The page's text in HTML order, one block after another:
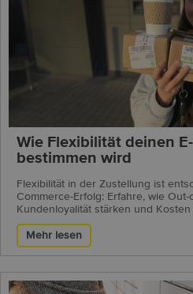
Wie Flexibilität deinen
bestimmen wird
Flexibilität in der Zustellung ist
Commerce-Erfolg: Erfahre, wie
Kundenloyalität stärken und
Mehr lesen